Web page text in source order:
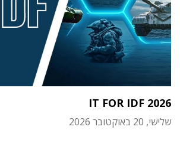
IT FOR IDF 2026
שלישי, 20 באוקטובר 2026